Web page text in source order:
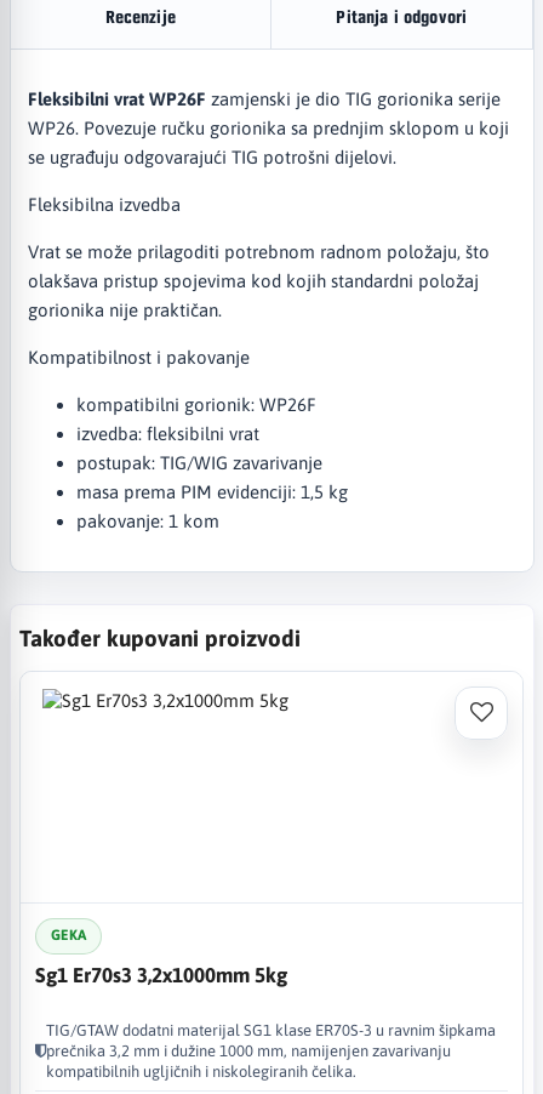
Recenzije Pitanja i odgovori
Fleksibilni vrat WP26F zamjenski je dio TIG gorionika serije
WP26. Povezuje ručku gorionika sa prednjim sklopom u koji
se ugrađuju odgovarajući TIG potrošni dijelovi.
Fleksibilna izvedba
Vrat se može prilagoditi potrebnom radnom položaju, što
olakšava pristup spojevima kod kojih standardni položaj
gorionika nije praktičan.
Kompatibilnost i pakovanje
kompatibilni gorionik: WP26F
izvedba: fleksibilni vrat
postupak: TIG/WIG zavarivanje
masa prema PIM evidenciji: 1,5 kg
pakovanje: 1 kom
Također kupovani proizvodi
GEKA
Sg1 Er70s3 3,2x1000mm 5kg
TIG/GTAW dodatni materijal SG1 klase ER70S-3 u ravnim šipkama
prečnika 3,2 mm i dužine 1000 mm, namijenjen zavarivanju
kompatibilnih ugljičnih i niskolegiranih čelika.